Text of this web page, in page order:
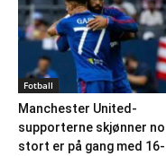
Fotball
Manchester United-
supporterne skjønner
stort er på gang med 16-